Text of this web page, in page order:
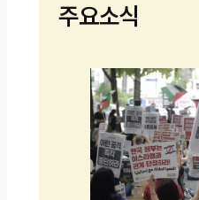
주요소식